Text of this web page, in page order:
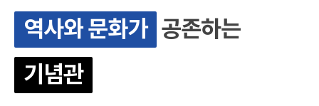
역사와 문화가 공존하는
기념관